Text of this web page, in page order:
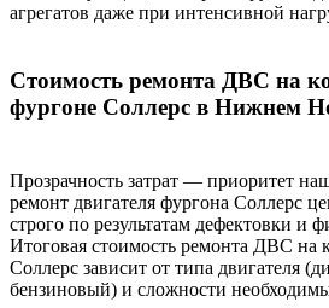
агрегатов даже при интенсивной
Стоимость ремонта ДВС на
фургоне Соллерс в Нижнем
Прозрачность затрат — приоритет
ремонт двигателя фургона Соллерс
строго по результатам дефектовки и
Итоговая стоимость ремонта ДВС на
Соллерс зависит от типа двигателя
бензиновый) и сложности